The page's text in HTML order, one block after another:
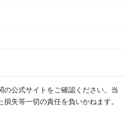
の公式サイトをご確認ください。当
失等一切の責任を負いかねます。